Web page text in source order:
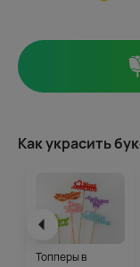
Как украсить
Топперы в